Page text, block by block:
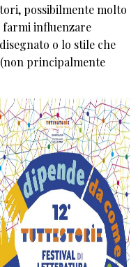
possibilmente molto
influenzare
o lo stile che
principalmente